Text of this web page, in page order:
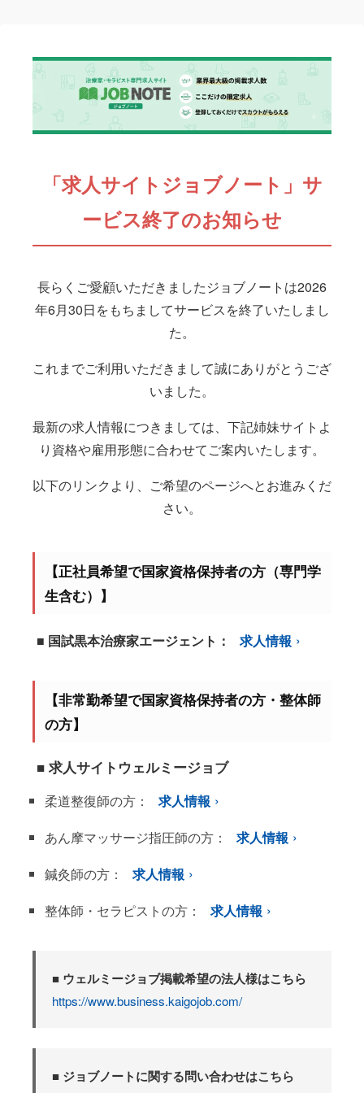
「求人サイトジョブノート」サ
ービス終了のお知らせ
長らくご愛顧いただきましたジョブノートは2026
年6月30日をもちましてサービスを終了いたしまし
た。
これまでご利用いただきまして誠にありがとうござ
いました。
最新の求人情報につきましては、下記姉妹サイトよ
り資格や雇用形態に合わせてご案内いたします。
以下のリンクより、ご希望のページへとお進みくだ
さい。
【正社員希望で国家資格保持者の方（専門学
生含む）】
■ 国試黒本治療家エージェント： 求人情報
【非常勤希望で国家資格保持者の方・整体師
の方】
■ 求人サイトウェルミージョブ
柔道整復師の方：
求人情報
あん摩マッサージ指圧師の方：
求人情報
鍼灸師の方：
求人情報
整体師・セラピストの方：
求人情報
■ ウェルミージョブ掲載希望の法人様はこちら
https://www.business.kaigojob.com/
■ ジョブノートに関する問い合わせはこちら